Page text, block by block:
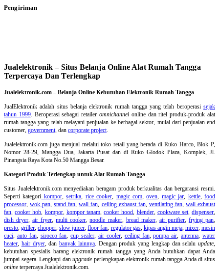
Pengiriman
Jualelektronik – Situs Belanja Online Alat Rumah Tangga
Terpercaya Dan Terlengkap
Jualelektronik.com – Belanja Online Kebutuhan Elektronik Rumah Tangga
JualElektronik adalah situs belanja elektronik rumah tanggayang telah beroperasisejak
tahun 1999. Beroperasi sebagai retaileromnichannel online dan ritel produk-produk alat
rumah tangga yang telah melayani penjualan ke berbagai sektor, mulai dari penjualan end
customer, government, dan corporate project.
Jualelektronik.com juga menjual melalui toko retail yang berada di Ruko Harco, Blok P,
Nomor 28-29, Mangga Dua, Jakarta Pusat dan di Ruko Glodok Plaza, Komplek, Jl.
Pinangsia Raya Kota No.50 Mangga Besar.
Kategori Produk Terlengkap untuk Alat Rumah Tangga
Situs Jualelektronik.com menyediakan beragam produk berkualitas dan bergaransi resmi.
Seperti kategori kompor,setrika, rice cooker, magic com,oven, magic jar, kettle,food
processor,wok pan,stand fan,wall fan, ceiling exhaust fan, ventilating fan, wall exhaust
fan,cooker hob, kompor, kompor tanam,cooker hood, blender, cookware set,dispenser,
dish dryer,air fryer,multi cooker,noodle maker, bread maker, air purifier, frying pan,
presto,griller,chopper,slow juicer,floor fan, regulator gas, kipas angin meja, mixer,mesin
cuci, auto fan, sirocco fan,cup sealer,air cooler, ceiling fan,pompa air,antenna,water
heater, hair dryer, dan banyak lainnya. Dengan produk yang lengkap dan selalu update,
kebutuhan spesialis barang elektronik rumah tangga yang Anda butuhkan dapat Anda
jumpai segera. Lengkapi danupgrade perlengkapan elektronik rumah tangga Anda di situs
online terpercaya Jualelektronik.com.